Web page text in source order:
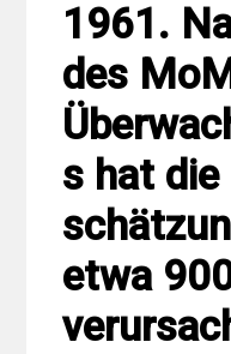
1961.
des
s hat
etwa